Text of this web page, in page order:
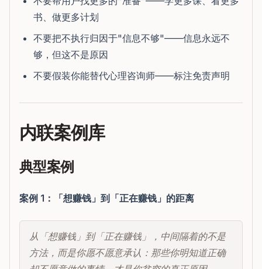
书、做更多计划
不要把不执行归因于"信息不够"——信息永远不
够，但这不是原因
不要假装你能替代心理咨询师——标注免责声明
内联案例库
典型案例
案例 1：「想赚钱」到「正在赚钱」的距离
从「想赚钱」到「正在赚钱」，中间隔着的不是
方法，而是你愿不愿意承认：那些你明知道正确